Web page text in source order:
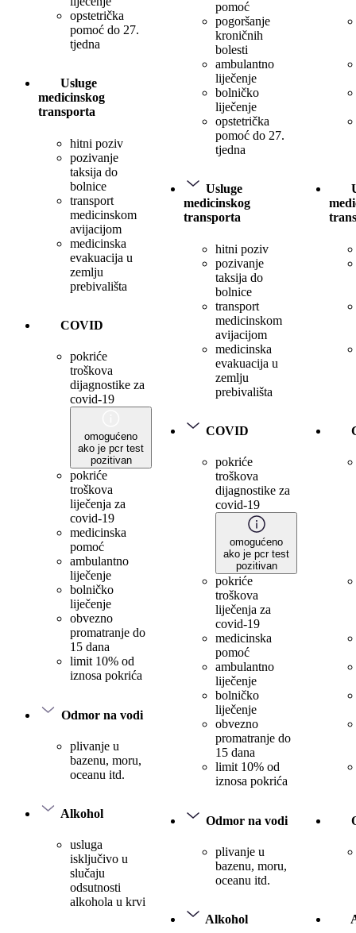
opstetrička
pomoć do 27.
tjedna
Usluge
medicinskog
transporta
hitni poziv
pozivanje
taksija do
bolnice
transport
medicinskom
avijacijom
medicinska
evakuacija u
zemlju
prebivališta
COVID
pokriće
troškova
dijagnostike za
covid-19
omogućeno
ako je pcr test
pozitivan
pokriće
troškova
liječenja za
covid-19
medicinska
pomoć
ambulantno
liječenje
bolničko
liječenje
obvezno
promatranje do
15 dana
limit 10% od
iznosa pokrića
Odmor na vodi
plivanje u
bazenu, moru,
oceanu itd.
Alkohol
usluga
isključivo u
slučaju
odsutnosti
alkohola u krvi
pomoć
pogoršanje
kroničnih
bolesti
ambulantno
liječenje
bolničko
liječenje
opstetrička
pomoć do 27.
tjedna
Usluge
medicinskog
transporta
hitni poziv
pozivanje
taksija do
bolnice
transport
medicinskom
avijacijom
medicinska
evakuacija u
zemlju
prebivališta
COVID
pokriće
troškova
dijagnostike za
covid-19
omogućeno
ako je pcr test
pozitivan
pokriće
troškova
liječenja za
covid-19
medicinska
pomoć
ambulantno
liječenje
bolničko
liječenje
obvezno
promatranje do
15 dana
limit 10% od
iznosa pokrića
Odmor na vodi
plivanje u
bazenu, moru,
oceanu itd.
Alkohol